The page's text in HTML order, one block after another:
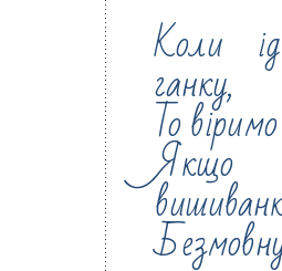
Коли
ганку,
То
Якщо